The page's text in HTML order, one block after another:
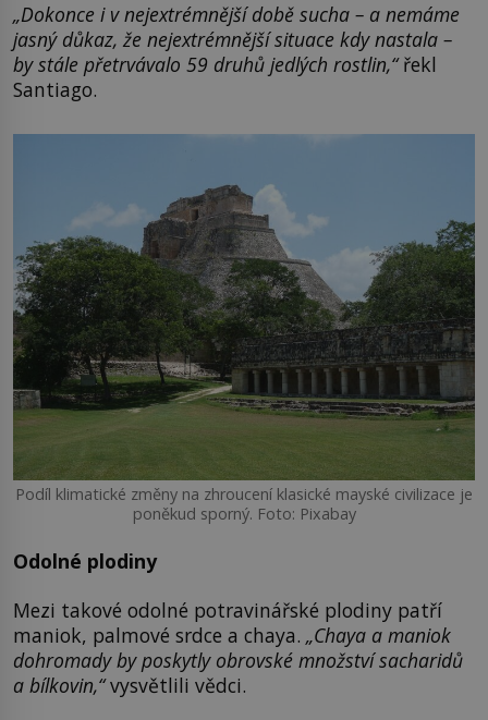
„Dokonce i v nejextrémnějšídobě sucha – a nemáme
jasný důkaz, že nejextrémnější situace kdy nastala –
by stále přetrvávalo 59 druhů jedlých rostlin,“řekl
Santiago.
Podíl klimatické změny na zhroucení klasické mayské civilizace je
poněkud sporný. Foto: Pixabay
Odolné plodiny
Mezi takové odolné potravinářské plodiny patří
maniok, palmové srdce a chaya. „Chaya a maniok
dohromady by poskytly obrovské množství sacharidů
a bílkovin,“vysvětlili vědci.